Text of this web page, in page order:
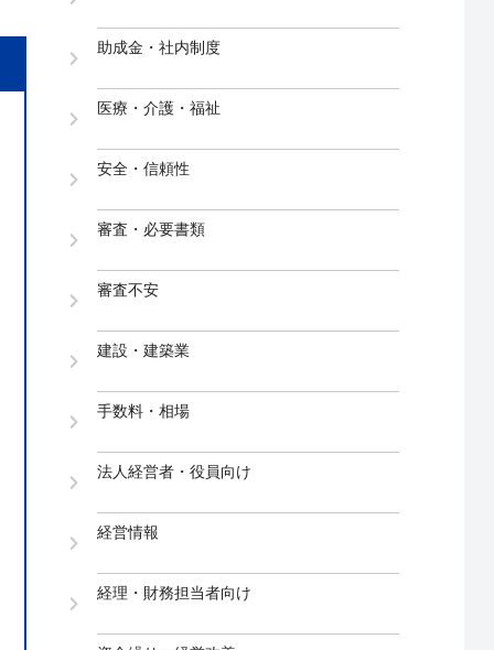
助成金・社内制度
医療・介護・福祉
安全・信頼性
審査・必要書類
審査不安
建設・建築業
手数料・相場
法人経営者・役員向け
経営情報
経理・財務担当者向け